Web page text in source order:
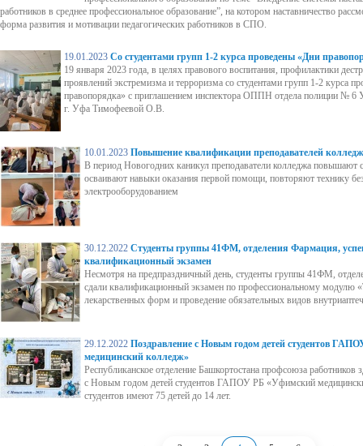
работников в среднее профессиональное образование”, на котором наставничество
форма развития и мотивации педагогических работников в СПО.
19.01.2023 Со студентами групп 1-2 курса проведены «Дни
19 января 2023 года, в целях правового воспитания, профилактики
проявлений экстремизма и терроризма со студентами групп 1-2 курса
правопорядка» с приглашением инспектора ОППН отдела полиции №
г. Уфа Тимофеевой О.В.
10.01.2023 Повышение квалификации преподавателей
В период Новогодних каникул преподаватели колледжа
осваивают навыки оказания первой помощи, повторяют технику
электрооборудованием
30.12.2022 Студенты группы 41ФМ, отделения Фармация,
квалификационный экзамен
Несмотря на предпраздничный день, студенты группы 41ФМ,
сдали квалификационный экзамен по профессиональному модулю
лекарственных форм и проведение обязательных видов
29.12.2022 Поздравление с Новым годом детей студентов
медицинский колледж»
Республиканское отделение Башкортостана профсоюза работников
с Новым годом детей студентов ГАПОУ РБ «Уфимский
студентов имеют 75 детей до 14 лет.